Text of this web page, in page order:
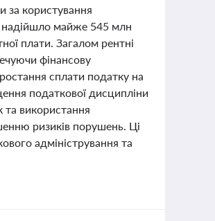
за користування
надійшло майже 545 млн
плати. Загалом рентні
фінансову
сплати податку на
податкової дисципліни
та використання
ризиків порушень. Ці
адміністрування та